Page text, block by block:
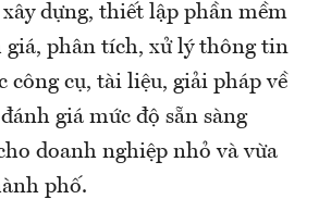
dựng, thiết lập phần mềm
giá, phân tích, xử lý thông tin
công cụ, tài liệu, giải pháp về
giá mức độ sẵn sàng
doanh nghiệp nhỏ và vừa
phố.